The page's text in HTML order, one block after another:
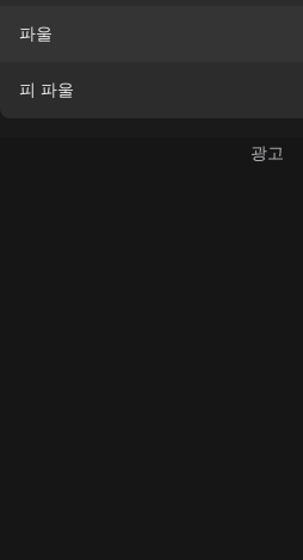
파울
피 파울